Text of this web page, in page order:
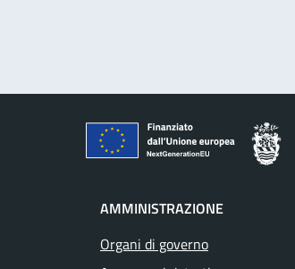
AMMINISTRAZIONE
Organi di governo